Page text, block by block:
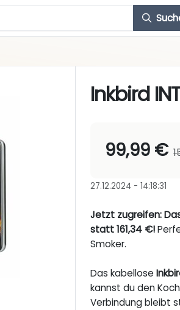
Inkbird
99,99 €
27.12.2024 - 14:18:31
Jetzt zugreifen:
statt 161,34 €!
Smoker.
Das kabellose
kannst du den
Verbindung bleibt